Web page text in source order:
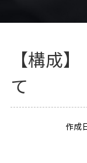
【構成
て
作成